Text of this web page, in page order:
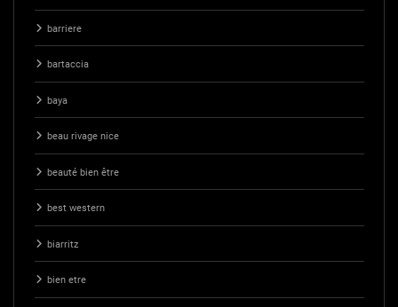
barriere
bartaccia
baya
beau rivage nice
beauté bien être
best western
biarritz
bien etre